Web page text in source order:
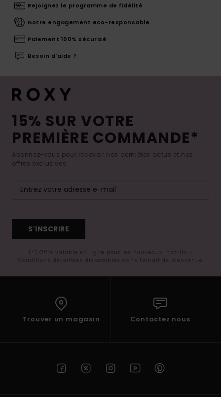
Rejoignez le programme de fidélité
Notre engagement eco-responsable
Paiement 100% sécurisé
Besoin d'aide ?
15% SUR VOTRE
PREMIÈRE COMMANDE*
Abonnez-vous pour recevoir nos dernières actus et nos
offres exclusives.
S'INSCRIRE
(*) Offre valable en ligne pour les nouveaux inscrits -
Conditions détaillées disponibles dans l'email de bienvenue
Trouver un magasin Contactez nous